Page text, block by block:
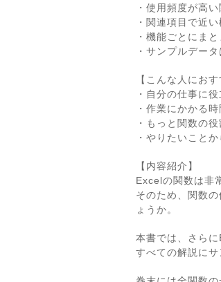
・使用頻度が高
・関連項目で近
・機能ごとにま
・サンプルデー
【こんな人におす
・自分の仕事に
・作業にかかる
・もっと関数の
・やりたいこと
【内容紹介】
Excelの関数は非
そのため、関数
ょうか。
本書では、さら
すべての解説に